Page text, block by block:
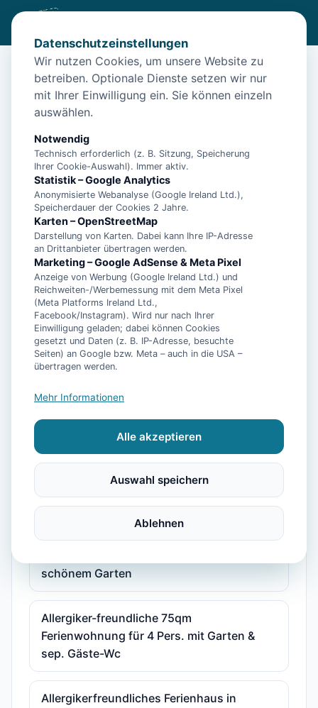
Diese Unterkunft ist aktuell nicht
buchbar
Unterkünfte in der Nähe
- Ferienhaus See-Hund -
5 Sterne Ferienhaus Arngast mit Pool,
Sauna und Fitnessraum
5 Sterne Ferienhaus Pilsum mit Sauna
5 Sterne Ferienhaus Voslapp mit Pool,
Achterhook - Allergikerfreundliches
Achtern Diek - Ferienhaus mit 100qm für
schönem Garten
Allergiker-freundliche 75qm
Ferienwohnung für 4 Pers. mit Garten &
sep. Gäste-Wc
Allergikerfreundliches Ferienhaus in
Datenschutzeinstellungen
Wir nutzen Cookies, um unsere Website zu
betreiben. Optionale Dienste setzen wir nur
mit Ihrer Einwilligung ein. Sie können einzeln
auswählen.
Notwendig
Technisch erforderlich (z. B. Sitzung, Speicherung
Ihrer Cookie-Auswahl). Immer aktiv.
Statistik – Google Analytics
Anonymisierte Webanalyse (Google Ireland Ltd.),
Speicherdauer der Cookies 2 Jahre.
Karten – OpenStreetMap
Darstellung von Karten. Dabei kann Ihre IP-Adresse
an Drittanbieter übertragen werden.
Marketing – Google AdSense & Meta Pixel
Anzeige von Werbung (Google Ireland Ltd.) und
Reichweiten-/Werbemessung mit dem Meta Pixel
(Meta Platforms Ireland Ltd.,
Facebook/Instagram). Wird nur nach Ihrer
Einwilligung geladen; dabei können Cookies
gesetzt und Daten (z. B. IP-Adresse, besuchte
Seiten) an Google bzw. Meta – auch in die USA –
übertragen werden.
Mehr Informationen
Alle akzeptieren
Auswahl speichern
Ablehnen